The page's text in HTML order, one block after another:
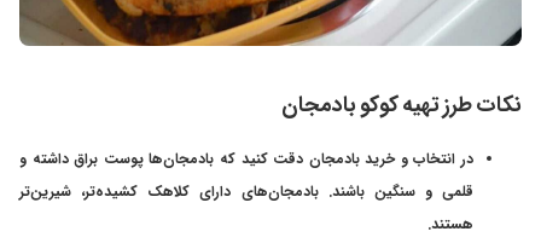
نکات طرز تهیه کوکو بادمجان
در انتخاب و خرید بادمجان دقت کنید که بادمجان‌ها پوست براق داشته و
قلمی و سنگین باشند. بادمجان‌های دارای کلاهک کشیده‌تر، شیرین‌تر
هستند.